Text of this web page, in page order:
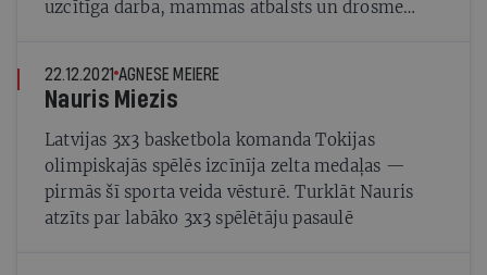
uzcītīga darba, mammas atbalsts un drosme
22.12.2021 AGNESE MEIERE
Nauris Miezis
Latvijas 3x3 basketbola komanda Tokijas
olimpiskajās spēlēs izcīnīja zelta medaļas —
pirmās šī sporta veida vēsturē. Turklāt Nauris
atzīts par labāko 3x3 spēlētāju pasaulē